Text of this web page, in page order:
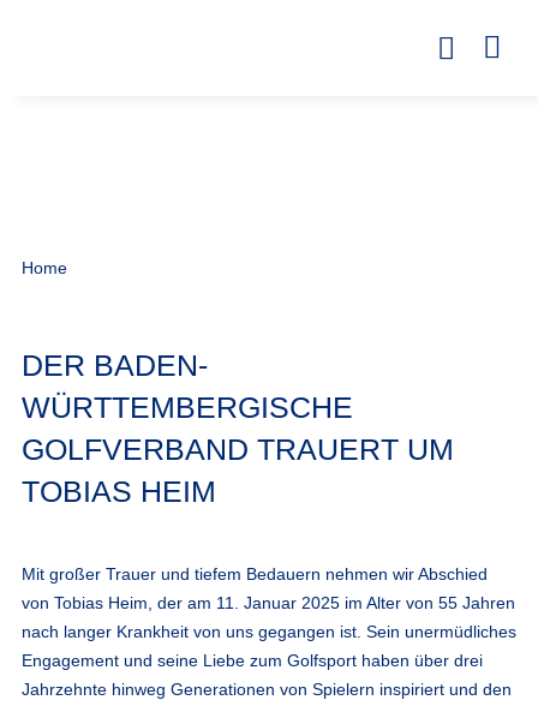
Home
DER BADEN-
WÜRTTEMBERGISCHE
GOLFVERBAND TRAUERT UM
TOBIAS HEIM
Mit großer Trauer und tiefem Bedauern nehmen wir Abschied
von Tobias Heim, der am 11. Januar 2025 im Alter von 55 Jahren
nach langer Krankheit von uns gegangen ist. Sein unermüdliches
Engagement und seine Liebe zum Golfsport haben über drei
Jahrzehnte hinweg Generationen von Spielern inspiriert und den